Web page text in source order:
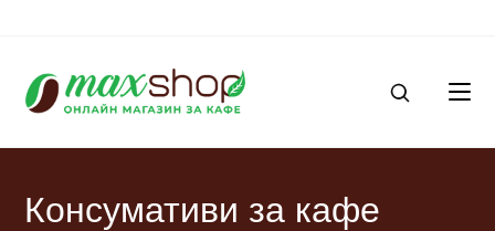
Консумативи за кафе